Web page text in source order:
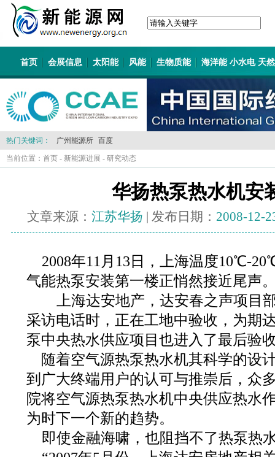
首页 会展信息 太阳能 风能 生物质能 海洋能 小水电 天
热门关键词： 广州能源所 百度
当前位置： 首页 - 新能源进展 - 研究动态
华扬热泵热水机安
文章来源： 江苏华扬 | 发布日期： 2008-12-
2008年11月13日，上海温度10℃-
气能热泵安装第一楼正悄然接近尾声
上海达安地产，达安春之声项目
采访电话时，正在工地中验收，为期
泵中央热水供应项目也进入了最后验
随着空气源热泵热水机其科学的设
到广大终端用户的认可与推崇后，众
院将空气源热泵热水机中央供应热水
为时下一个新的趋势。
即使金融海啸，也阻挡不了热泵热